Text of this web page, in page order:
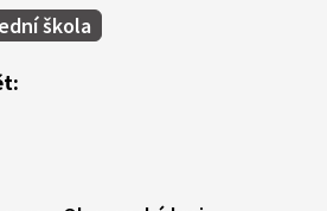
škola